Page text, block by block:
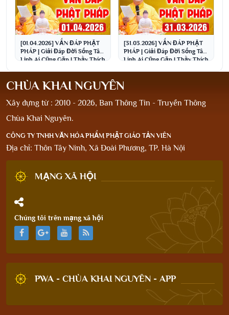
[01.04.2026] VẤN ĐÁP PHẬT
PHÁP | Giải Đáp Đời Sống Tâm
Linh Ai Cũng Gặp | Thầy Thích
[31.03.2026] VẤN ĐÁP PHẬT
PHÁP | Giải Đáp Đời Sống Tâm
Linh Ai Cũng Gặp | Thầy Thích
CHÙA KHAI NGUYÊN
Xây dựng từ : 2010 - 2026, Ban Thông Tin - Truyền Thông
Chùa Khai Nguyên.
CÔNG TY TNHH VĂN HÓA PHẨM PHẬT GIÁO TẢN VIÊN
Địa chỉ: Thôn Tây Ninh, Xã Đoài Phương, TP. Hà Nội
MẠNG XÃ HỘI
Chúng tôi trên mạng xã hội
PWA - CHÙA KHAI NGUYÊN - APP